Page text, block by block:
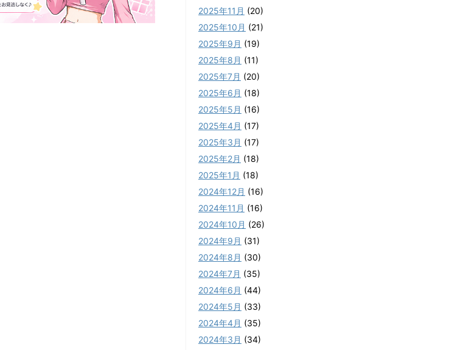
2025年11月 (20)
2025年10月 (21)
2025年9月 (19)
2025年8月 (11)
2025年7月 (20)
2025年6月 (18)
2025年5月 (16)
2025年4月 (17)
2025年3月 (17)
2025年2月 (18)
2025年1月 (18)
2024年12月 (16)
2024年11月 (16)
2024年10月 (26)
2024年9月 (31)
2024年8月 (30)
2024年7月 (35)
2024年6月 (44)
2024年5月 (33)
2024年4月 (35)
2024年3月 (34)